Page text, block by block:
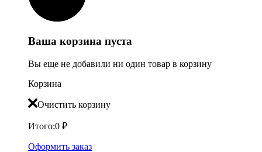
Ваша корзина пуста
Вы еще не добавили ни один товар в корзину
Корзина
Очистить корзину
Итого:0 ₽
Оформить заказ